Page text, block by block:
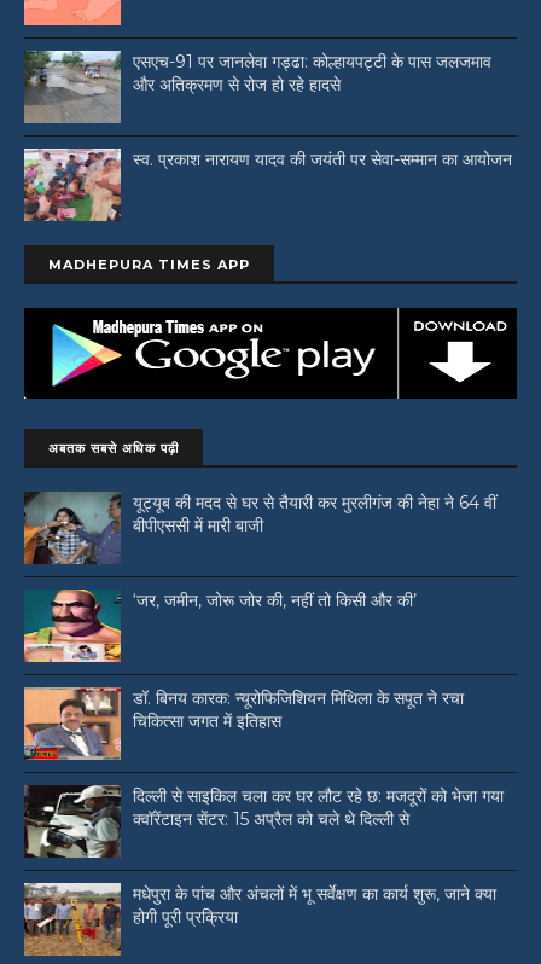
एसएच-91 पर जानलेवा गड्ढा: कोल्हायपट्टी के पास जलजमाव
और अतिक्रमण से रोज हो रहे हादसे
स्व. प्रकाश नारायण यादव की जयंती पर सेवा-सम्मान का आयोजन
MADHEPURA TIMES APP
अबतक सबसे अधिक पढ़ी
यूट्यूब की मदद से घर से तैयारी कर मुरलीगंज की नेहा ने 64 वीं
बीपीएससी में मारी बाजी
‘जर, जमीन, जोरू जोर की, नहीं तो किसी और की’
डॉ. बिनय कारक: न्यूरोफिजिशियन मिथिला के सपूत ने रचा
चिकित्सा जगत में इतिहास
दिल्ली से साइकिल चला कर घर लौट रहे छ: मजदूरों को भेजा गया
क्वॉरेंटाइन सेंटर: 15 अप्रैल को चले थे दिल्ली से
मधेपुरा के पांच और अंचलों में भू सर्वेक्षण का कार्य शुरू, जाने क्या
होगी पूरी प्रक्रिया